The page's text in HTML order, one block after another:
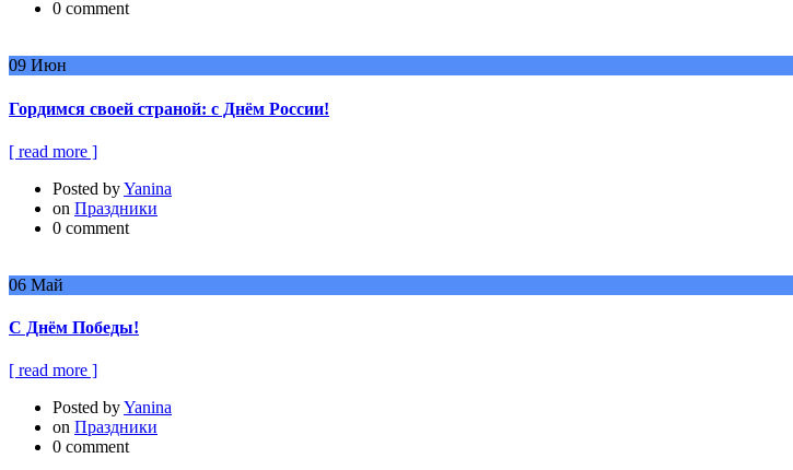
0 comment
09 Июн
Гордимся своей страной: с Днём России!
[ read more ]
Posted byYanina
on Праздники
0 comment
06 Май
С Днём Победы!
[ read more ]
Posted byYanina
on Праздники
0 comment